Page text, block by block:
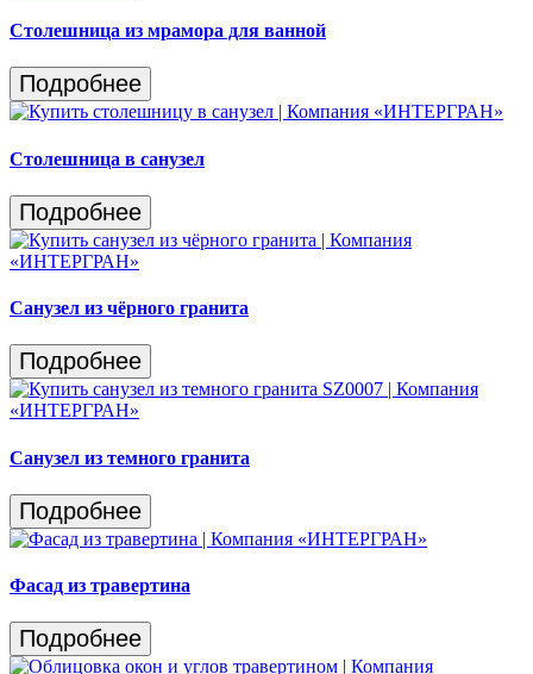
Столешница из мрамора для ванной
Подробнее
Столешница в санузел
Подробнее
Санузел из чёрного гранита
Подробнее
Санузел из темного гранита
Подробнее
Фасад из травертина
Подробнее